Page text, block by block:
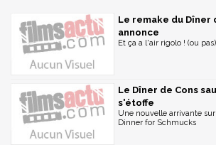
Le remake du Dîner
annonce
Et ça a l'air rigolo ! (ou pas)
Le Dîner de Cons
s'étoffe
Une nouvelle arrivante sur
Dinner for Schmucks